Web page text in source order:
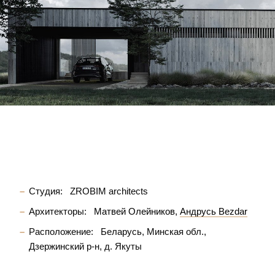
Студия:
ZROBIM architects
Архитекторы:
Матвей Олейников Андрусь Bezdar
Расположение:
Беларусь, Минская обл.,
Дзержинский р-н, д. Якуты